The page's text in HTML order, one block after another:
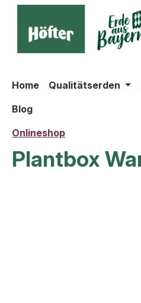
Zur
Home Qualitätserden
Blog
Onlineshop
Plantbox